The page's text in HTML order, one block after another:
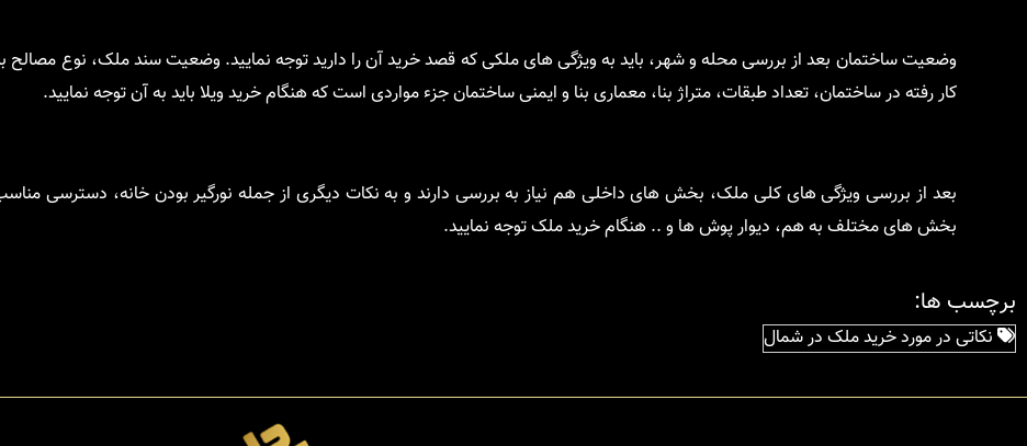
وضعیت ساختمان بعد از بررسی محله و شهر، باید به ویژگی های ملکی که قصد خرید آن را دارید توجه نمایید. وضعیت سند ملک، نوع مصالح
کار رفته در ساختمان، تعداد طبقات، متراژ بنا، معماری بنا و ایمنی ساختمان جزء مواردی است که هنگام خرید ویلا باید به آن توجه نمایید.
بعد از بررسی ویژگی های کلی ملک، بخش های داخلی هم نیاز به بررسی دارند و به نکات دیگری از جمله نورگیر بودن خانه، دسترسی
بخش های مختلف به هم، دیوار پوش ها و .. هنگام خرید ملک توجه نمایید.
برچسب ها:
نکاتی در مورد خرید ملک در شمال